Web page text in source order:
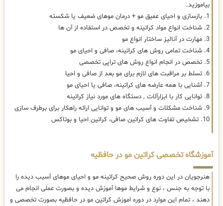
بیاموزید.
1. بازسازی و احیای عمیق مو + درمان موهای ضعیف یا شکسته
2. شناخت انواع مواد کراتینه و تخصص در استفاده از آن ها
3. مهارت در آنالیز ساختار انواع مو
4. شناخت تمامی روش های کراتینه، صافی و احیای مو
5. تخصص در انجام انواع روش های تراپی تخصصی
6. تسلط بر مراقبت های لازم برای مو بعد از صافی و احیا
7. آشنایی با همه عارضه های کراتینه، صافی یا احیای مو
8. توانایی کار با ابزارآلات , دستگاه های مورد نیاز کراتینه
9. شناخت مشکلات و آسیب های مو و توانایی ارائه راهکار برای برطرف سازی
10. تشخیص تفاوت های کراتین صافی، کراتین احیا و بوتاکس
آموزشگاه تخصصی کراتین مو در حافظیه
هنرجویان در این دوره روش صحیح کراتینه مو و احیای موهای آسیب دیده را
با توجه به جنس ، نوع و شرایط موها آموزش دیده و بصورت عملی انجام می
دهند ، تمام این موارد در دوره اموزش کراتین مو در حافظیه بصورت تخصصی و